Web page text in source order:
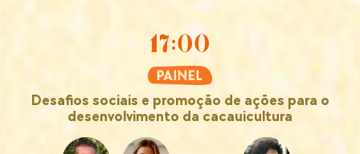
17:00
Desafios sociais e promoção de ações para o
desenvolvimento da cacauicultura